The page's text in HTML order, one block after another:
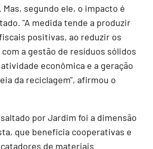
segundo ele, o impacto é
"A medida tende a produzir
positivas, ao reduzir os
a gestão de resíduos sólidos
econômica e a geração
da reciclagem", afirmou o
por Jardim foi a dimensão
que beneficia cooperativas e
de materiais